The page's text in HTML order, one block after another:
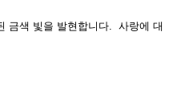
금색 빛을 발현합니다. 사랑에 대